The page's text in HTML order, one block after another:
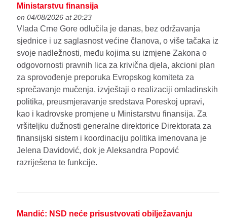
Ministarstvu finansija
on 04/08/2026 at 20:23
Vlada Crne Gore odlučila je danas, bez održavanja
sjednice i uz saglasnost većine članova, o više tačaka iz
svoje nadležnosti, među kojima su izmjene Zakona o
odgovornosti pravnih lica za krivična djela, akcioni plan
za sprovođenje preporuka Evropskog komiteta za
sprečavanje mučenja, izvještaji o realizaciji omladinskih
politika, preusmjeravanje sredstava Poreskoj upravi,
kao i kadrovske promjene u Ministarstvu finansija. Za
vršiteljku dužnosti generalne direktorice Direktorata za
finansijski sistem i koordinaciju politika imenovana je
Jelena Davidović, dok je Aleksandra Popović
razriješena te funkcije.
Mandić: NSD neće prisustvovati obilježavanju